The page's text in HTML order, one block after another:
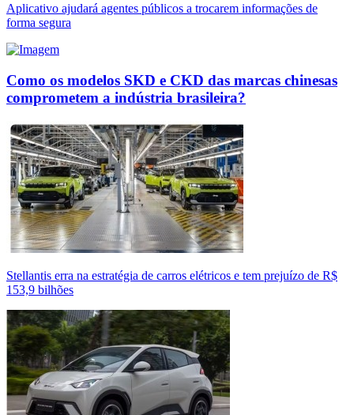
Aplicativo ajudará agentes públicos a trocarem informações de
forma segura
Como os modelos SKD e CKD das marcas chinesas
comprometem a indústria brasileira?
Stellantis erra na estratégia de carros elétricos e tem prejuízo de R$
153,9 bilhões